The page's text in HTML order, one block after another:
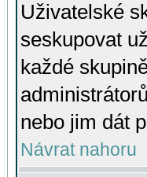
Uživatelské
seskupovat
každé
nebo jim dát
Návrat nahoru